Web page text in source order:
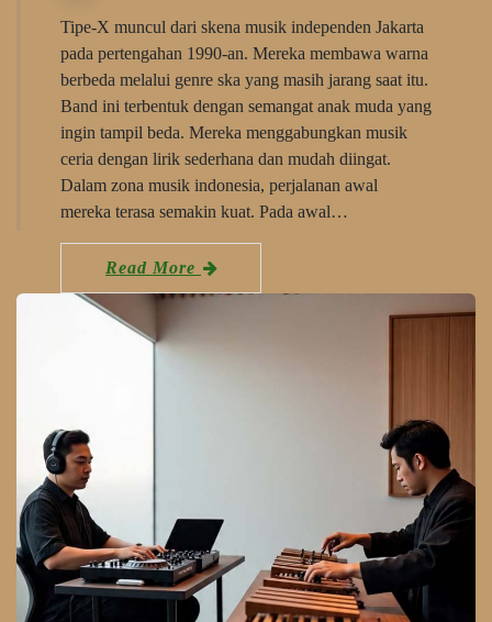
Tipe-X muncul dari skena musik independen Jakarta
pada pertengahan 1990-an. Mereka membawa warna
berbeda melalui genre ska yang masih jarang saat itu.
Band ini terbentuk dengan semangat anak muda yang
ingin tampil beda. Mereka menggabungkan musik
ceria dengan lirik sederhana dan mudah diingat.
Dalam zona musik indonesia, perjalanan awal
mereka terasa semakin kuat. Pada awal…
Read More